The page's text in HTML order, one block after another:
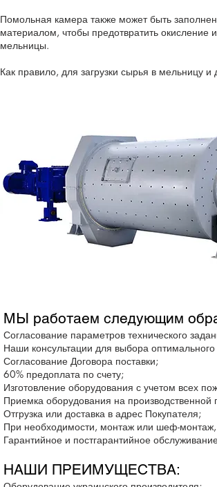
Помольная камера также может быть
материалом, чтобы предотвратить окисление
мельницы.
Как правило, для загрузки сырья в мельницу
МЫ работаем следующим
Согласование параметров технического
Наши консультации для выбора
Согласование Договора поставки;
60% предоплата по счету;
Изготовление оборудования с учетом всех
Приемка оборудования на
Отгрузка или доставка в адрес Покупателя;
При необходимости, монтаж или шеф-монтаж,
Гарантийное и постгарантийное
НАШИ ПРЕИМУЩЕСТВА: